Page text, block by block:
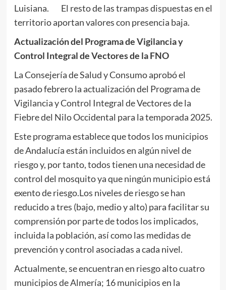
Luisiana. El resto de las trampas dispuestas en el
territorio aportan valores con presencia baja.
Actualización del Programa de Vigilancia y
Control Integral de Vectores de la FNO
La Consejería de Salud y Consumo aprobó el
pasado febrero la actualización del Programa de
Vigilancia y Control Integral de Vectores de la
Fiebre del Nilo Occidental para la temporada 2025.
Este programa establece que todos los municipios
de Andalucía están incluidos en algún nivel de
riesgo y, por tanto, todos tienen una necesidad de
control del mosquito ya que ningún municipio está
exento de riesgo.Los niveles de riesgo se han
reducido a tres (bajo, medio y alto) para facilitar su
comprensión por parte de todos los implicados,
incluida la población, así como las medidas de
prevención y control asociadas a cada nivel.
Actualmente, se encuentran en riesgo alto cuatro
municipios de Almería; 16 municipios en la